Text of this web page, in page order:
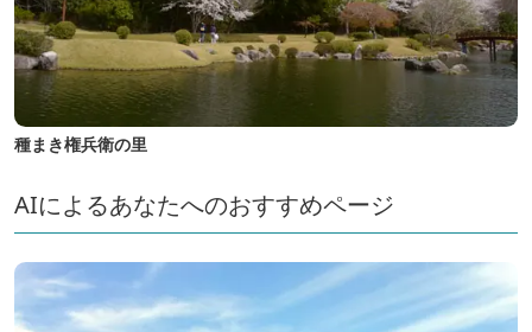
種まき権兵衛の里
AIによるあなたへのおすすめページ